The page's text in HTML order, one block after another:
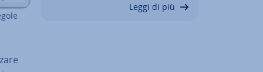
Leggi di più